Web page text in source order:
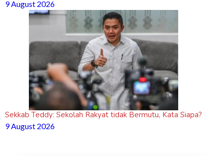
9 August 2026
Sekkab Teddy: Sekolah Rakyat tidak Bermutu, Kata Siapa?
9 August 2026